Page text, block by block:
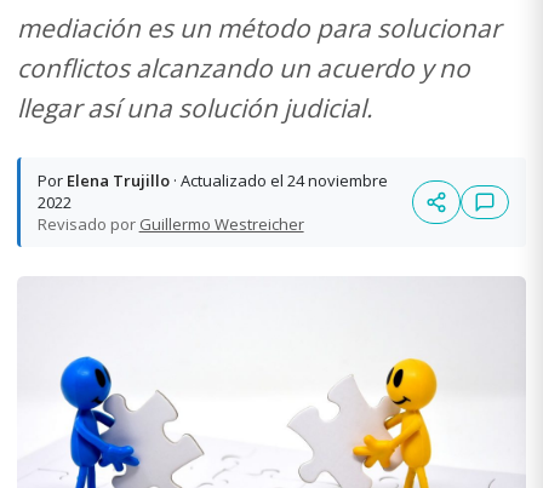
mediación es un método para solucionar
conflictos alcanzando un acuerdo y no
llegar así una solución judicial.
Por Elena Trujillo· Actualizado el 24 noviembre
2022
Revisado por Guillermo Westreicher